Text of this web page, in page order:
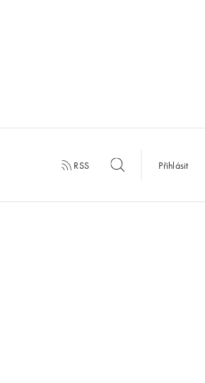
RSS Přihlásit